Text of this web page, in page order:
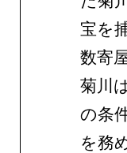
宝を
数寄
菊川
の条
を務